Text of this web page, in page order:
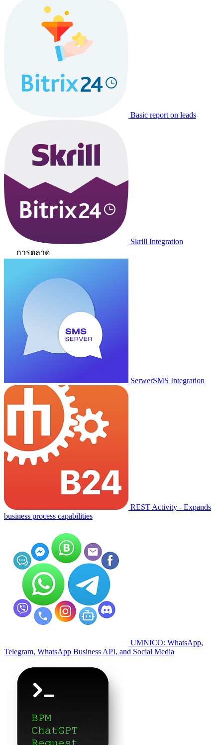
Basic report on leads
Skrill Integration
การตลาด
SerwerSMS Integration
REST Activity - Expands
business process capabilities
UMNICO: WhatsApp,
Telegram, WhatsApp Business API, and Social Media